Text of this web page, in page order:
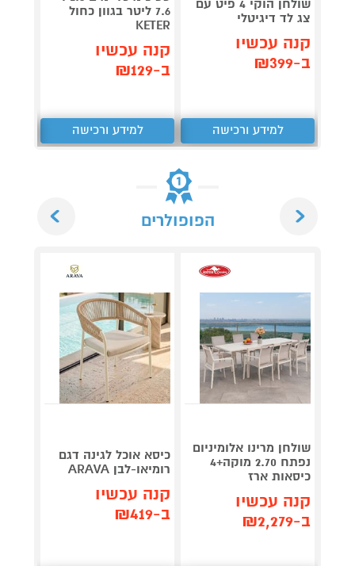
שולחן הוקי 4 פיט עם
צג לד דיגיטלי
קנה עכשיו
ב-₪399
למידע ורכישה
7.6 ליטר בגוון כחול
KETER
קנה עכשיו
ב-₪129
למידע ורכישה
הפופולרים
שולחן מרינו אלומיניום
נפתח 2.70 מוקה+4
כיסאות ארז
קנה עכשיו
ב-₪2,279
כיסא אוכל לגינה דגם
רומיאו-לבן ARAVA
קנה עכשיו
ב-₪419